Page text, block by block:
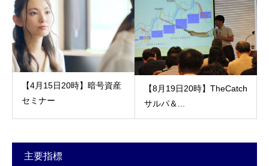
【4月15日20時】暗号資産
セミナー
【8月19日20時】TheCatch
サルパ＆...
主要指標